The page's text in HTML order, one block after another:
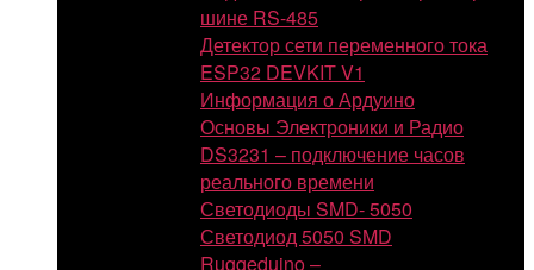
шине RS-485
Детектор сети переменного тока
ESP32 DEVKIT V1
Информация о Ардуино
Основы Электроники и Радио
DS3231 – подключение часов
реального времени
Светодиоды SMD- 5050
Светодиод 5050 SMD
Ruggeduino –